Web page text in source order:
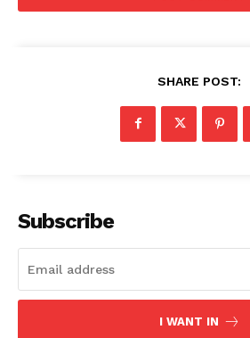
SHARE POST:
Subscribe
I WANT IN